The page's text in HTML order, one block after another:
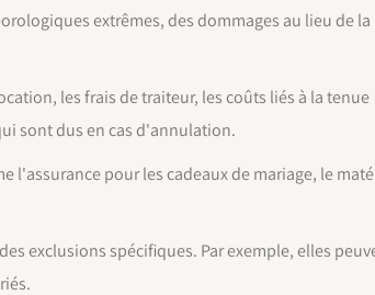
extrêmes, des dommages au lieu de
les frais de traiteur, les coûts liés à la tenue
sont dus en cas d'annulation.
l'assurance pour les cadeaux de mariage, le
exclusions spécifiques. Par exemple, elles